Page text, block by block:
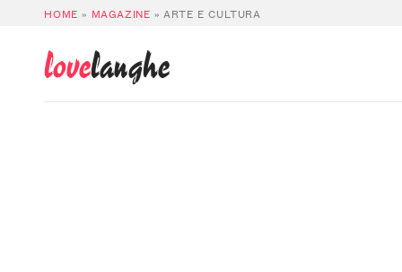
HOME » MAGAZINE »ARTE E CULTURA
lovelanghe